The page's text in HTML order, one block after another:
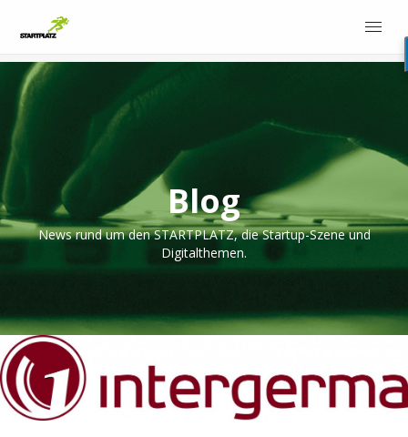
Blog
News rund um den STARTPLATZ, die Startup-Szene und
Digitalthemen.